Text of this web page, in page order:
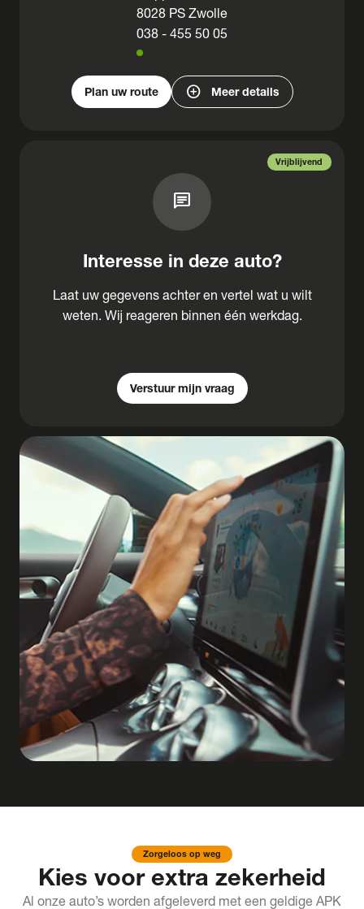
8028 PS Zwolle
038 - 455 50 05
Plan uw route add_circle Meer details
Vrijblijvend
chat
Interesse in deze auto?
Laat uw gegevens achter en vertel wat u wilt
weten. Wij reageren binnen één werkdag.
Verstuur mijn vraag
Zorgeloos op weg
Kies voor extra zekerheid
Al onze auto’s worden afgeleverd met een geldige APK